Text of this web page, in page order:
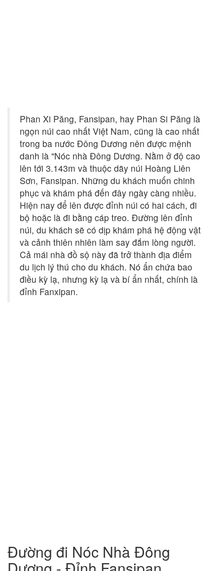
Phan Xi Păng, Fansipan, hay Phan Si Păng là
ngọn núi cao nhất Việt Nam, cũng là cao nhất
trong ba nước Đông Dương nên được mệnh
danh là "Nóc nhà Đông Dương. Nằm ở độ cao
lên tới 3.143m và thuộc dãy núi Hoàng Liên
Sơn, Fansipan. Những du khách muốn chinh
phục và khám phá đến đây ngày càng nhiều.
Hiện nay để lên được đỉnh núi có hai cách, đi
bộ hoặc là đi bằng cáp treo. Đường lên đỉnh
núi, du khách sẽ có dịp khám phá hệ động vật
và cảnh thiên nhiên làm say đắm lòng người.
Cả mái nhà đồ sộ này đã trở thành địa điểm
du lịch lý thú cho du khách. Nó ẩn chứa bao
điều kỳ lạ, nhưng kỳ lạ và bí ẩn nhất, chính là
đỉnh Fanxipan.
Đường đi Nóc Nhà Đông